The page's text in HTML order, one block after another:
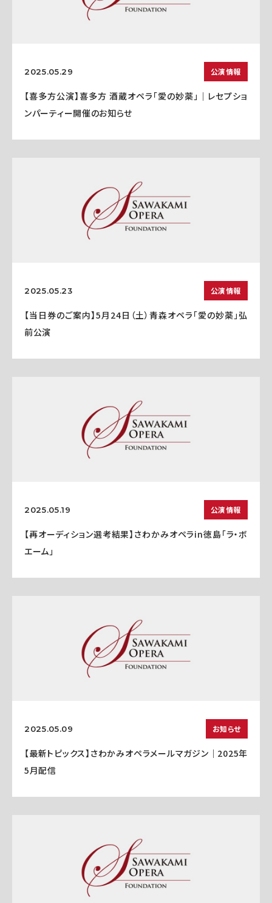
2025.05.29 公演情報
【喜多方公演】喜多方 酒蔵オペラ「愛の妙薬」｜レセプショ
ンパーティー開催のお知らせ
2025.05.23 公演情報
【当日券のご案内】5月24日（土）青森オペラ「愛の妙薬」弘
前公演
2025.05.19 公演情報
【再オーディション選考結果】さわかみオペラin徳島「ラ・ボ
エーム」
2025.05.09 お知らせ
【最新トピックス】さわかみオペラメールマガジン｜2025年
5月配信